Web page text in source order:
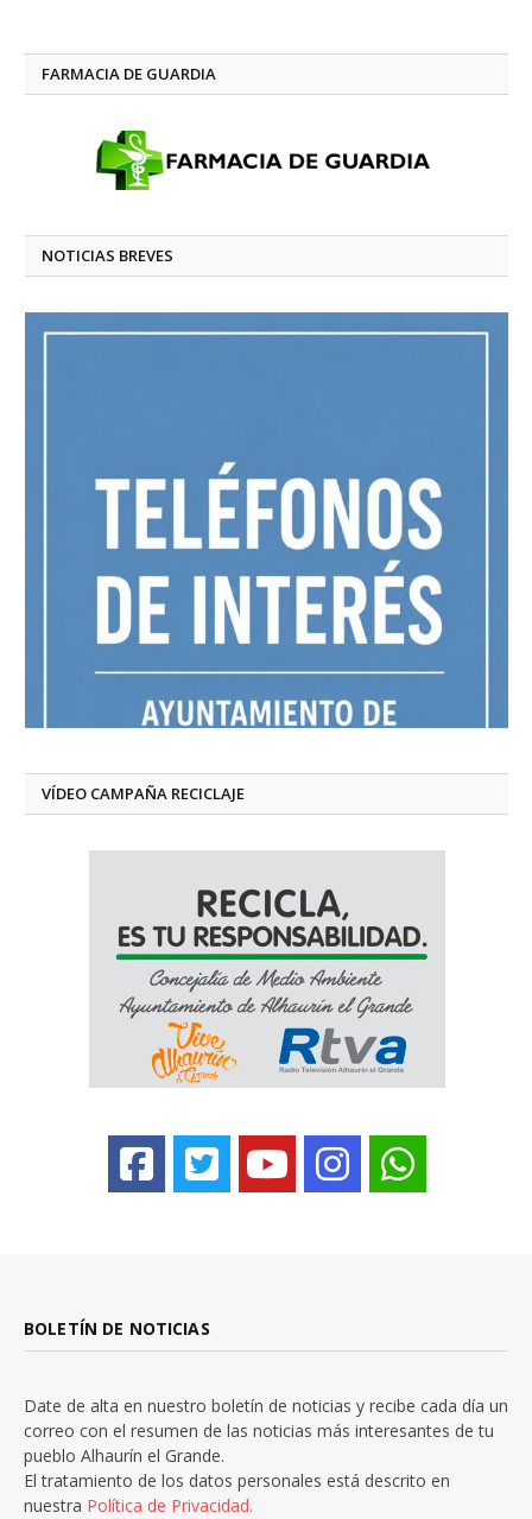
FARMACIA DE GUARDIA
NOTICIAS BREVES
VÍDEO CAMPAÑA RECICLAJE
BOLETÍN DE NOTICIAS
Date de alta en nuestro boletín de noticias y recibe cada día un
correo con el resumen de las noticias más interesantes de tu
pueblo Alhaurín el Grande.
El tratamiento de los datos personales está descrito en
nuestra Política de Privacidad.